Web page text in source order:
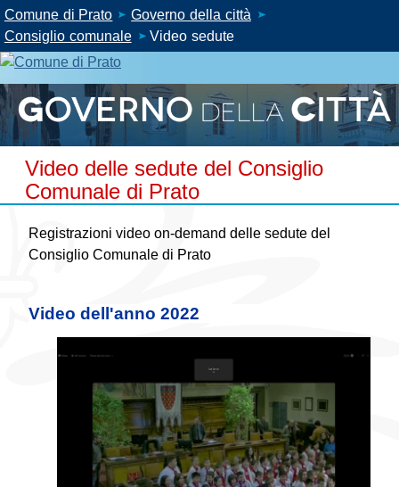
Comune di Prato
Governo della città
Consiglio comunale
Video sedute
Video delle sedute del Consiglio
Comunale di Prato
Registrazioni video on-demand delle sedute del
Consiglio Comunale di Prato
Video dell'anno 2022